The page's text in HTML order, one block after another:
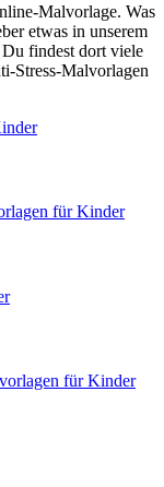
Malvorlage. Was
etwas in unserem
findest dort viele
Stress-Malvorlagen